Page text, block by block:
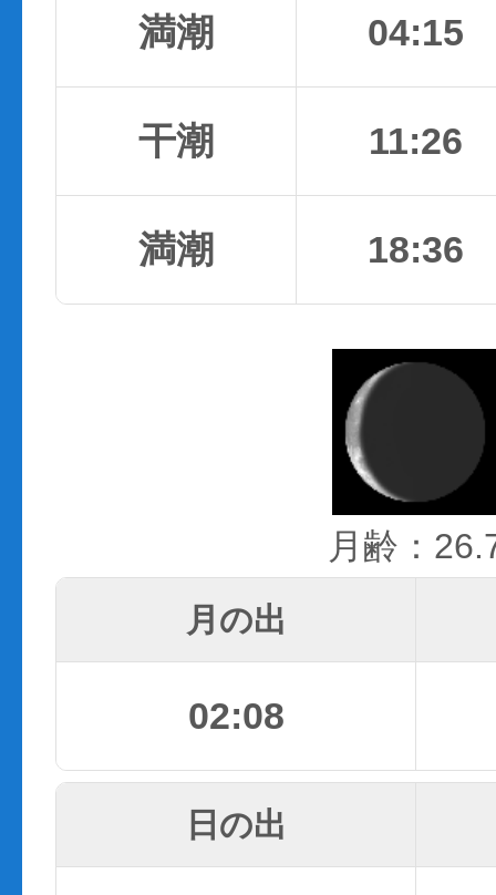
満潮 04:15
干潮 11:26
満潮 18:36
月齢：
月の出
02:08
日の出